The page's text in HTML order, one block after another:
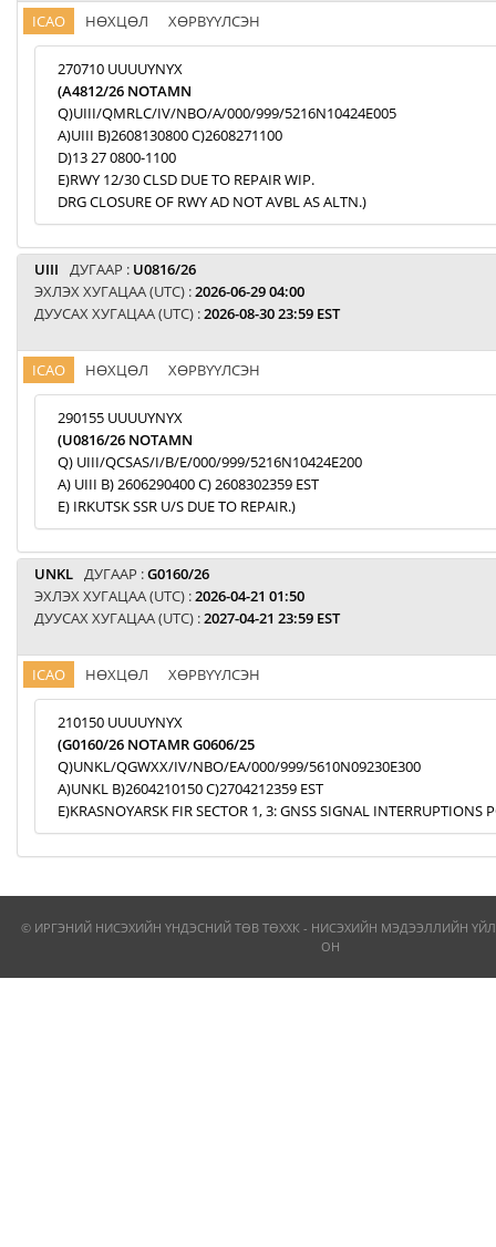
ICAO НӨХЦӨЛ ХӨРВҮҮЛСЭН
270710 UUUUYNYX
(A4812/26 NOTAMN
Q)UIII/QMRLC/IV/NBO/A/000/999/5216N10424E005
A)UIII B)2608130800 C)2608271100
D)13 27 0800-1100
E)RWY 12/30 CLSD DUE TO REPAIR WIP.
DRG CLOSURE OF RWY AD NOT AVBL AS ALTN.)
UIII ДУГААР : U0816/26
ЭХЛЭХ ХУГАЦАА (UTC) :2026-06-29 04:00
ДУУСАХ ХУГАЦАА (UTC) :2026-08-30 23:59 EST
ICAO НӨХЦӨЛ ХӨРВҮҮЛСЭН
290155 UUUUYNYX
(U0816/26 NOTAMN
Q) UIII/QCSAS/I/B/E/000/999/5216N10424E200
A) UIII B) 2606290400 C) 2608302359 EST
E) IRKUTSK SSR U/S DUE TO REPAIR.)
UNKL ДУГААР :G0160/26
ЭХЛЭХ ХУГАЦАА (UTC) :2026-04-21 01:50
ДУУСАХ ХУГАЦАА (UTC) :2027-04-21 23:59 EST
ICAO НӨХЦӨЛ ХӨРВҮҮЛСЭН
210150 UUUUYNYX
(G0160/26 NOTAMR G0606/25
Q)UNKL/QGWXX/IV/NBO/EA/000/999/5610N09230E300
A)UNKL B)2604210150 C)2704212359 EST
E)KRASNOYARSK FIR SECTOR 1, 3: GNSS SIGNAL INTERRUPTIONS
© ИРГЭНИЙ НИСЭХИЙН ҮНДЭСНИЙ ТӨВ ТӨХХК - НИСЭХИЙН МЭДЭЭЛЛИЙН
ОН